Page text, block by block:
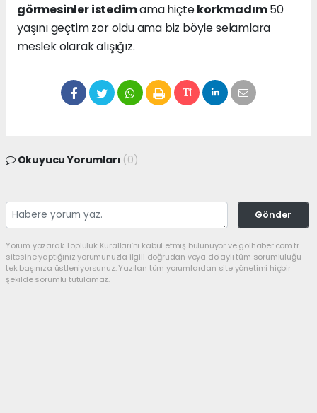
görmesinler istedimama hiçtekorkmadım50
yaşını geçtim zor oldu ama biz böyle selamlara
meslek olarak alışığız.
Okuyucu Yorumları (0)
Gönder
Yorum yazarak Topluluk Kuralları’nı kabul etmiş bulunuyor ve golhaber.com.tr
sitesine yaptığınız yorumunuzla ilgili doğrudan veya dolaylı tüm sorumluluğu
tek başınıza üstleniyorsunuz. Yazılan tüm yorumlardan site yönetimi hiçbir
şekilde sorumlu tutulamaz.